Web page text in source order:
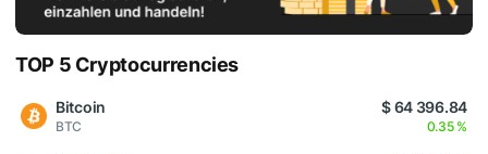
TOP 5 Cryptocurrencies
Bitcoin
BTC
$ 64 396.84
0.35 %